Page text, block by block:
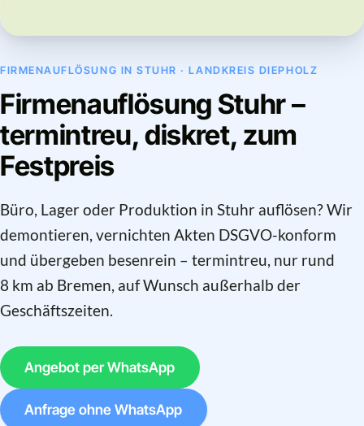
FIRMENAUFLÖSUNG IN STUHR · LANDKREIS DIEPHOLZ
Firmenauflösung Stuhr –
termintreu, diskret, zum
Festpreis
Büro, Lager oder Produktion in Stuhr auflösen? Wir
demontieren, vernichten Akten DSGVO-konform
und übergeben besenrein – termintreu, nur rund
8 km ab Bremen, auf Wunsch außerhalb der
Geschäftszeiten.
Angebot per WhatsApp
Anfrage ohne WhatsApp